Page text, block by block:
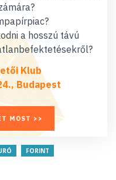
a hosszú távú
Klub
Budapest
MOST >>
FORINT